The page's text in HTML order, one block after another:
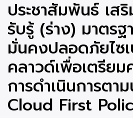
น้ำมัน
เชื้อ
เพลิง
แสดง
ผล
ประชาสัมพันธ์ เส
รับรู้ (ร่าง) มาตร
มั่นคงปลอดภัยไซ
คลาวด์เพื่อเตรีย
การดำเนินการตา
Cloud First